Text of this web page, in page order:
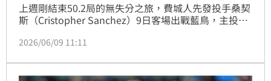
上週剛結束50.2局的無失分之旅，費城人先發投手桑契
斯（Cristopher Sanchez）9日客場出戰藍鳥，主投7
線前3局就打下5分，終場5：2擊敗藍鳥。桑契斯進帳
2026/06/09 11:11